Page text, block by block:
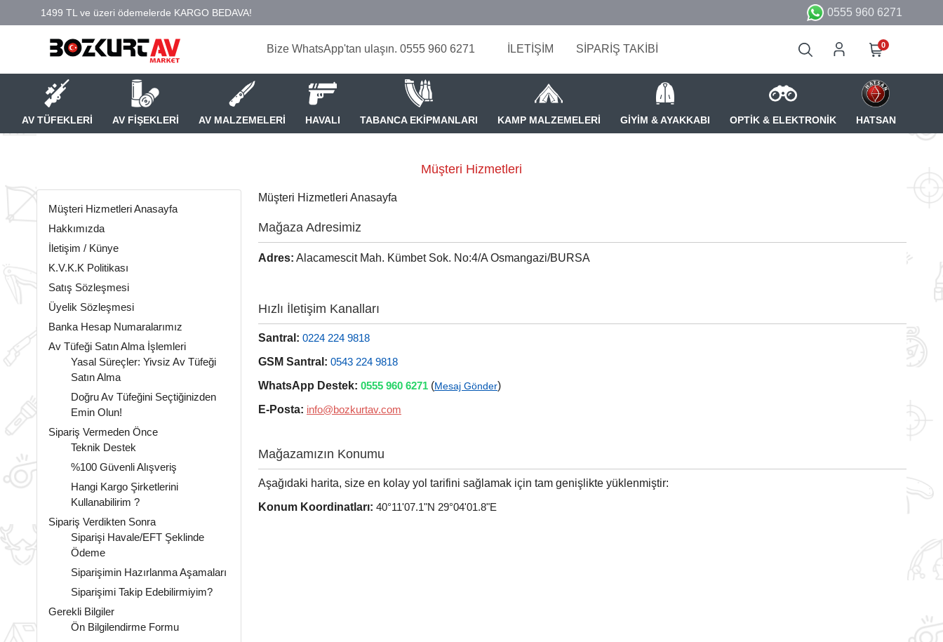
0555 960 6271
Bize WhatsApp'tan ulaşın. 0555 960 6271 İLETİŞİM SİPARİŞ TAKİBİ 0
AV TÜFEKLERİ AV FİŞEKLERİ AV MALZEMELERİ HAVALI TABANCA EKİPMANLARI KAMP MALZEMELERİ GİYİM & AYAKKABI OPTİK & ELEKTRONİK HATSAN
Müşteri Hizmetleri
Müşteri Hizmetleri Anasayfa
Hakkımızda
İletişim / Künye
K.V.K.K Politikası
Satış Sözleşmesi
Üyelik Sözleşmesi
Banka Hesap Numaralarımız
Av Tüfeği Satın Alma İşlemleri
Yasal Süreçler: Yivsiz Av Tüfeği
Satın Alma
Doğru Av Tüfeğini Seçtiğinizden
Emin Olun!
Sipariş Vermeden Önce
Teknik Destek
%100 Güvenli Alışveriş
Hangi Kargo Şirketlerini
Kullanabilirim ?
Sipariş Verdikten Sonra
Siparişi Havale/EFT Şeklinde
Ödeme
Siparişimin Hazırlanma Aşamaları
Siparişimi Takip Edebilirmiyim?
Gerekli Bilgiler
Ön Bilgilendirme Formu
Müşteri Hizmetleri Anasayfa
Mağaza Adresimiz
Adres: Alacamescit Mah. Kümbet Sok. No:4/A Osmangazi/BURSA
Hızlı İletişim Kanalları
Santral: 0224 224 9818
GSM Santral: 0543 224 9818
WhatsApp Destek: 0555 960 6271 (Mesaj Gönder)
E-Posta: info@bozkurtav.com
Mağazamızın Konumu
Aşağıdaki harita, size en kolay yol tarifini sağlamak için tam genişlikte yüklenmiştir:
Konum Koordinatları: 40°11'07.1"N 29°04'01.8"E